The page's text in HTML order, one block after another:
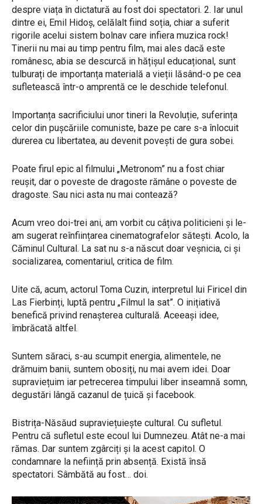
despre viața în dictatură au fost doi spectatori. 2. Iar unul
dintre ei, Emil Hidoș, celălalt fiind soția, chiar a suferit
rigorile acelui sistem bolnav care infiera muzica rock!
Tinerii nu mai au timp pentru film, mai ales dacă este
românesc, abia se descurcă in hățișul educațional, sunt
tulburați de importanța materială a vieții lăsând-o pe cea
sufletească într-o amprentă ce le deschide telefonul.
Importanța sacrificiului unor tineri la Revoluție, suferința
celor din pușcăriile comuniste, baze pe care s-a înlocuit
durerea cu libertatea, au devenit povești de gura sobei.
Poate firul epic al filmului „Metronom” nu a fost chiar
reușit, dar o poveste de dragoste rămâne o poveste de
dragoste. Sau nici asta nu mai contează?
Acum vreo doi-trei ani, am vorbit cu câțiva politicieni și le-
am sugerat reînființarea cinematografelor sătești. Acolo, la
Căminul Cultural. La sat nu s-a născut doar veșnicia, ci și
socializarea, comentariul, critica de film.
Uite că, acum, actorul Toma Cuzin, interpretul lui Firicel din
Las Fierbinți, luptă pentru „Filmul la sat”. O inițiativă
benefică privind renașterea culturală. Aceeași idee,
îmbrăcată altfel.
Suntem săraci, s-au scumpit energia, alimentele, ne
drămuim banii, suntem obosiți, nu mai avem idei. Doar
supraviețuim iar petrecerea timpului liber inseamnă somn,
degustări lângă cazanul de țuică și facebook.
Bistrița-Năsăud supraviețuiește cultural. Cu sufletul.
Pentru că sufletul este ecoul lui Dumnezeu. Atât ne-a mai
rămas. Dar suntem zgârciți și la acest capitol. O
condamnare la neființă prin absență. Există însă
spectatori. Sâmbătă au fost… doi.